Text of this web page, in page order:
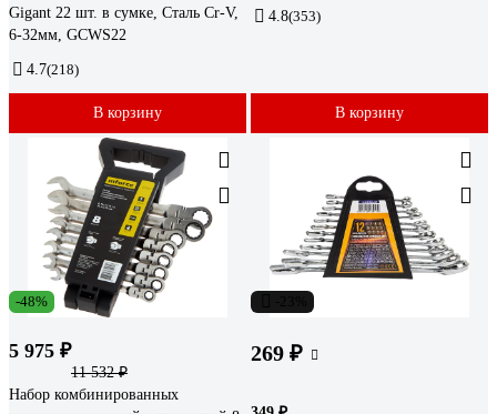
Gigant 22 шт. в сумке, Сталь Cr-V,
6-32мм, GCWS22
4.7(218)
В корзину
4.8(353)
В корзину
-48%
5 975 ₽
11 532 ₽
Набор комбинированных
269 ₽